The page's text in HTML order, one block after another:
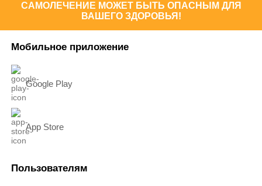
САМОЛЕЧЕНИЕ МОЖЕТ БЫТЬ ОПАСНЫМ ДЛЯ
ВАШЕГО ЗДОРОВЬЯ!
Мобильное приложение
Google Play
App Store
Пользователям